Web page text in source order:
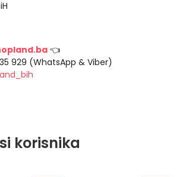
👈
929 (WhatsApp & Viber)
korisnika